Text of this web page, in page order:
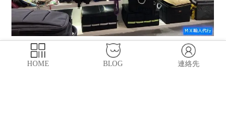
2.2 中国OEM工場に契約する時に以下の内容と保証
を頂くことが必要です。
HOME BLOG 連絡先